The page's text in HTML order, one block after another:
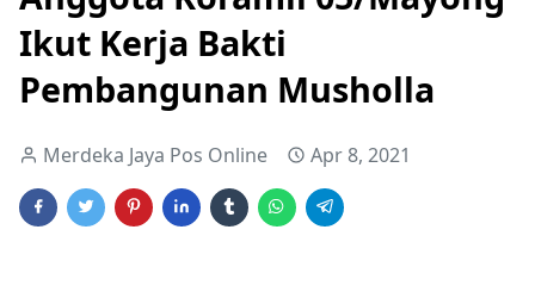
Ikut Kerja Bakti
Pembangunan Musholla
Merdeka Jaya Pos Online Apr 8, 2021